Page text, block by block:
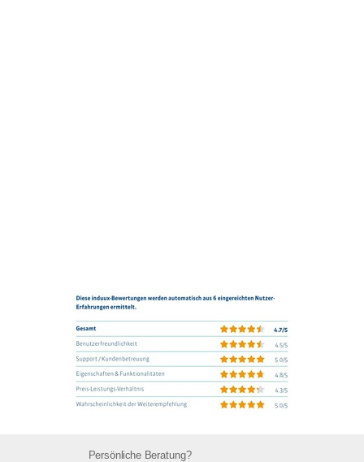
Persönliche Beratung?